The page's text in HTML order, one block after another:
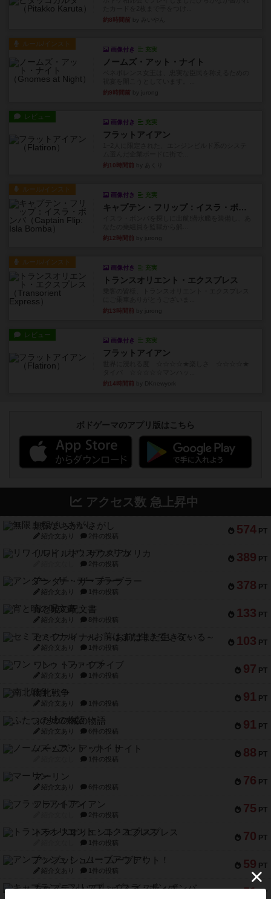
約8時間前
ルール/インスト
画像付き 充実
ノームズ・アット・ナイト
約9時間前
レビュー
画像付き 充実
フラットアイアン
約10時間前
ルール/インスト
画像付き 充実
キャプテン・フリップ：イスラ・ボンバ
約12時間前
ルール/インスト
画像付き 充実
トランスオリエント・エクスプレス
約13時間前
レビュー
画像付き 充実
フラットアイアン
約14時間前
ボドゲーマのアプリ版はこちら
アクセス数 急上昇中
574 PT
無限まちがいさがし
紹介文あり 2件の投稿
389 PT
リワイルド：サウスアメリカ
2件の投稿
378 PT
アンダー・ザ・テーブラー
紹介文あり 1件の投稿
133 PT
宵と暁の呪文書
紹介文あり 8件の投稿
103 PT
セミファイナル ～お前はまだ生きている～
紹介文あり 1件の投稿
97 PT
ワン・トゥ・ファイブ
紹介文あり 1件の投稿
91 PT
南北戦争
紹介文あり 1件の投稿
91 PT
ふたつの城の物語
紹介文あり 6件の投稿
88 PT
ノームズ・アット・ナイト
1件の投稿
76 PT
マーリン
紹介文あり 6件の投稿
75 PT
フラットアイアン
2件の投稿
70 PT
トランスオリエント・エクスプレス
1件の投稿
59 PT
アンブッシュ！：ムーブアウト！
紹介文あり 1件の投稿
51 PT
キャプテン・フリップ：イスラ・ボンバ